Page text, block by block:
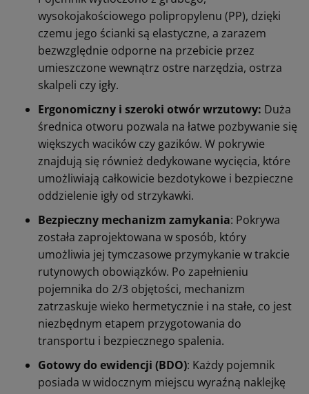
wysokojakościowego polipropylenu (PP), dzięki
czemu jego ścianki są elastyczne, a zarazem
bezwzględnie odporne na przebicie przez
umieszczone wewnątrz ostre narzędzia, ostrza
skalpeli czy igły.
Ergonomiczny i szeroki otwór wrzutowy: Duża
średnica otworu pozwala na łatwe pozbywanie się
większych wacików czy gazików. W pokrywie
znajdują się również dedykowane wycięcia, które
umożliwiają całkowicie bezdotykowe i bezpieczne
oddzielenie igły od strzykawki.
Bezpieczny mechanizm zamykania: Pokrywa
została zaprojektowana w sposób, który
umożliwia jej tymczasowe przymykanie w trakcie
rutynowych obowiązków. Po zapełnieniu
pojemnika do 2/3 objętości, mechanizm
zatrzaskuje wieko hermetycznie i na stałe, co jest
niezbędnym etapem przygotowania do
transportu i bezpiecznego spalenia.
Gotowy do ewidencji (BDO): Każdy pojemnik
posiada w widocznym miejscu wyraźną naklejkę